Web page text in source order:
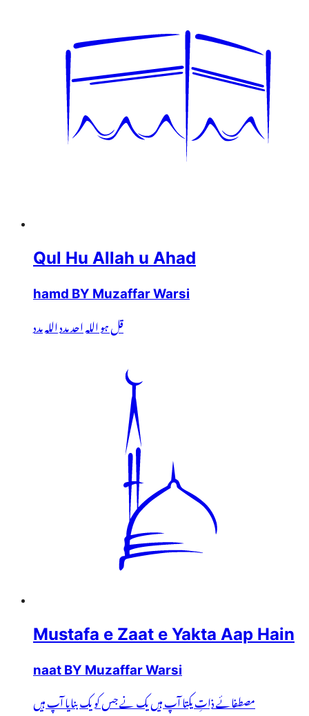
Qul Hu Allah u Ahad
hamd BY Muzaffar Warsi
قل ہو اللہ احد مدد اللہ مدد
Mustafa e Zaat e Yakta Aap Hain
naat BY Muzaffar Warsi
مصطفائے ذاتِ یکتا آپ ہیں یک نے جس کو یک بنایا آپ ہیں